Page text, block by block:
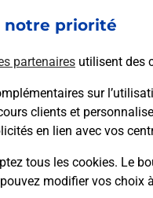
notre priorité
partenaires utilisent des
sur
clients et
en lien avec vos
tous les cookies. Le
modifier vos